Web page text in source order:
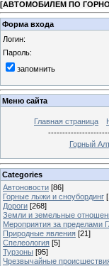
[АВТОМОБИЛЕМ ПО
Форма входа
Логин:
Пароль:
запомнить
Меню сайта
Главная страница
Горный
Categories
Автоновости [86]
Горные лыжи и сноубординг
Дороги [268]
Земли и земельные
Мероприятия за пределами
Природные явления [21]
Спелеология [5]
Турзоны [95]
Чрезвычайные